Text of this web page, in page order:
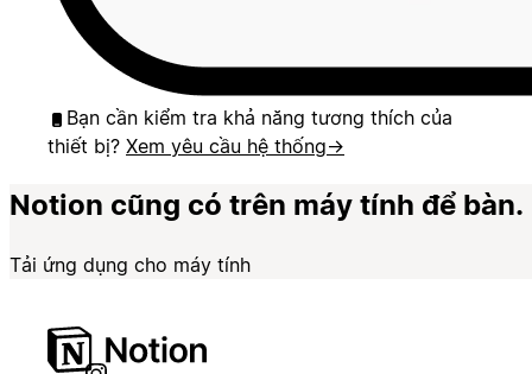
Bạn cần kiểm tra khả năng tương thích của
thiết bị? Xem yêu cầu hệ thống→
Notion cũng có trên máy tính để bàn.
Tải ứng dụng cho máy tính